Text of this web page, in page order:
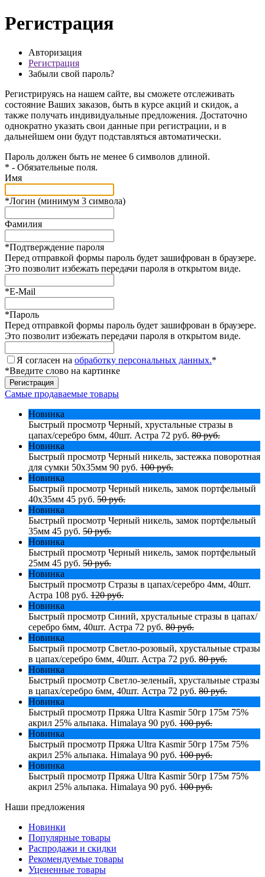
Регистрация
Авторизация
Регистрация
Забыли свой пароль?
Регистрируясь на нашем сайте, вы сможете отслеживать
состояние Ваших заказов, быть в курсе акций и скидок, а
также получать индивидуальные предложения. Достаточно
однократно указать свои данные при регистрации, и в
дальнейшем они будут подставляться автоматически.
Пароль должен быть не менее 6 символов длиной.
* - Обязательные поля.
Имя
*Логин (минимум 3 символа)
Фамилия
*Подтверждение пароля
Перед отправкой формы пароль будет зашифрован в браузере.
Это позволит избежать передачи пароля в открытом виде.
*E-Mail
*Пароль
Перед отправкой формы пароль будет зашифрован в браузере.
Это позволит избежать передачи пароля в открытом виде.
Я согласен на обработку персональных данных.*
*Введите слово на картинке
Самые продаваемые товары
Новинка
Быстрый просмотр Черный, хрустальные стразы в
цапах/серебро 6мм, 40шт. Астра 72 руб. 80 руб.
Новинка
Быстрый просмотр Черный никель, застежка поворотная
для сумки 50х35мм 90 руб. 100 руб.
Новинка
Быстрый просмотр Черный никель, замок портфельный
40х35мм 45 руб. 50 руб.
Новинка
Быстрый просмотр Черный никель, замок портфельный
35мм 45 руб. 50 руб.
Новинка
Быстрый просмотр Черный никель, замок портфельный
25мм 45 руб. 50 руб.
Новинка
Быстрый просмотр Стразы в цапах/серебро 4мм, 40шт.
Астра 108 руб. 120 руб.
Новинка
Быстрый просмотр Синий, хрустальные стразы в цапах/
серебро 6мм, 40шт. Астра 72 руб. 80 руб.
Новинка
Быстрый просмотр Светло-розовый, хрустальные стразы
в цапах/серебро 6мм, 40шт. Астра 72 руб. 80 руб.
Новинка
Быстрый просмотр Светло-зеленый, хрустальные стразы
в цапах/серебро 6мм, 40шт. Астра 72 руб. 80 руб.
Новинка
Быстрый просмотр Пряжа Ultra Kasmir 50гр 175м 75%
акрил 25% альпака. Himalaya 90 руб. 100 руб.
Новинка
Быстрый просмотр Пряжа Ultra Kasmir 50гр 175м 75%
акрил 25% альпака. Himalaya 90 руб. 100 руб.
Новинка
Быстрый просмотр Пряжа Ultra Kasmir 50гр 175м 75%
акрил 25% альпака. Himalaya 90 руб. 100 руб.
Наши предложения
Новинки
Популярные товары
Распродажи и скидки
Рекомендуемые товары
Уцененные товары